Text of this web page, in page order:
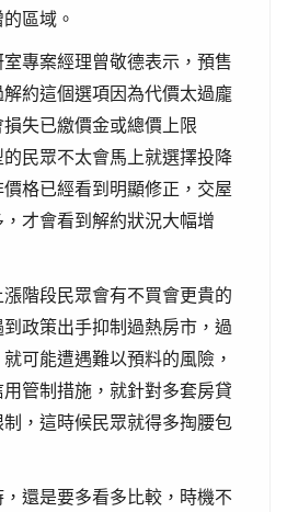
區域。
專案經理曾敬德表示，預售
約這個選項因為代價太過龐
失已繳價金或總價上限
民眾不太會馬上就選擇投降
格已經看到明顯修正，交屋
才會看到解約狀況大幅增
階段民眾會有不買會更貴的
政策出手抑制過熱房市，過
可能遭遇難以預料的風險，
管制措施，就針對多套房貸
，這時候民眾就得多掏腰包
還是要多看多比較，時機不